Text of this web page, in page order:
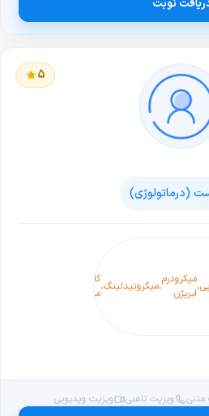
نوبت
5
(درماتولوژی)
،میکرودرم
ابریژن
،میکرونیدلینگ،کاشت
مو
متنی ویزیت تلفنی ویزیت ویدیویی